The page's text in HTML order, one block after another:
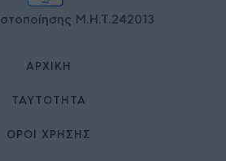
Μ.Η.Τ.242013
ΑΡΧΙΚΉ
ΤΑΥΤΌΤΗΤΑ
ΌΡΟΙ ΧΡΉΣΗΣ